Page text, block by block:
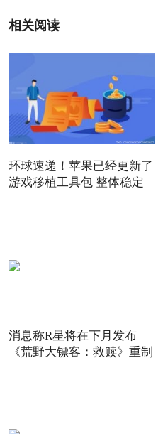
相关阅读
环球速递！苹果已经更新了
游戏移植工具包 整体稳定
消息称R星将在下月发布
《荒野大镖客：救赎》重制